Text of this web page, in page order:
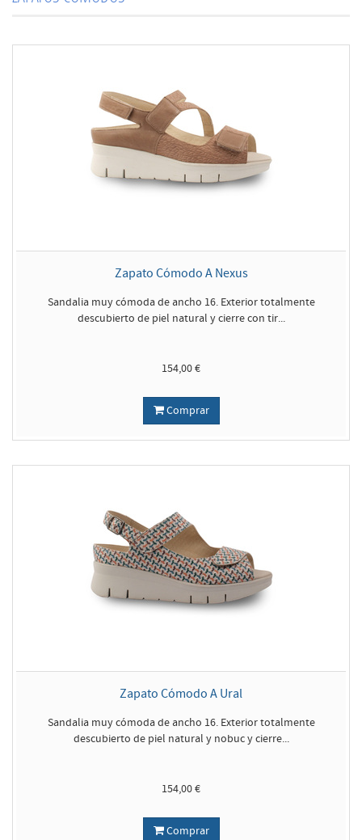
Zapato Cómodo A Nexus
Sandalia muy cómoda de ancho 16. Exterior totalmente
descubierto de piel natural y cierre con tir...
154,00 €
Comprar
Zapato Cómodo A Ural
Sandalia muy cómoda de ancho 16. Exterior totalmente
descubierto de piel natural y nobuc y cierre...
154,00 €
Comprar